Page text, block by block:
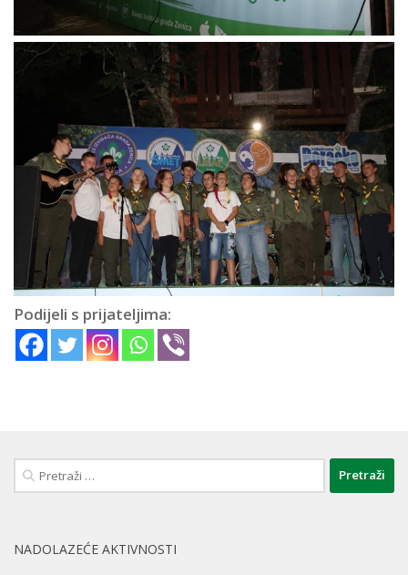
Podijeli s prijateljima:
Pretraži:
NADOLAZEĆE AKTIVNOSTI